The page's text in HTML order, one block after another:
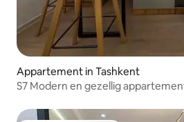
Appartement in Tashkent
S7 Modern en gezellig